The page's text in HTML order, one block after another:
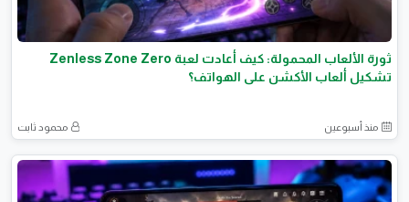
ثورة الألعاب المحمولة: كيف أعادت لعبة Zenless Zone Zero
تشكيل ألعاب الأكشن على الهواتف؟
منذ أسبوعين محمود ثابت